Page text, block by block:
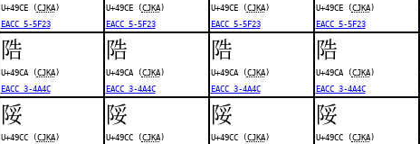
U+49CE (CJKA)
EACC 5-5F23
U+49CE (CJKA)
EACC 5-5F23
U+49CE (CJKA)
EACC 5-5F23
U+49CE (CJKA)
EACC 5-5F23
䧊
U+49CA (CJKA)
EACC 3-4A4C
䧊
U+49CA (CJKA)
EACC 3-4A4C
䧊
U+49CA (CJKA)
EACC 3-4A4C
䧊
U+49CA (CJKA)
EACC 3-4A4C
䧌
U+49CC (CJKA)
䧌
U+49CC (CJKA)
䧌
U+49CC (CJKA)
䧌
U+49CC (CJKA)